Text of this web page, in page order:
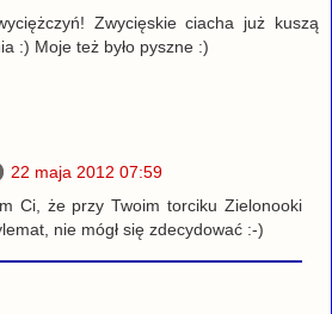
Zwycięskie ciacha już kuszą
:) Moje też było pyszne :)
22 maja 2012 07:59
Ci, że przy Twoim torciku Zielonooki
nie mógł się zdecydować :-)